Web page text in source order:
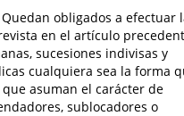
Quedan obligados a efectuar
en el artículo
sucesiones indivisas y
cualquiera sea la forma
que asuman el carácter de
sublocadores o